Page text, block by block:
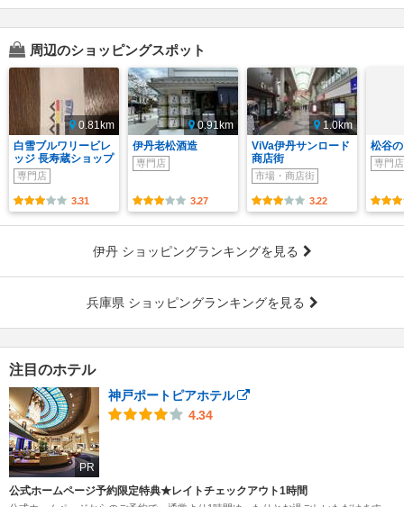
周辺のショッピングスポット
0.81km
白雪ブルワリービレ
ッジ 長寿蔵ショップ
専門店
3.31
0.91km
伊丹老松酒造
専門店
3.27
1.0km
ViVa伊丹サンロード
商店街
市場・商店街
3.22
松谷
専門店
伊丹 ショッピングランキングを見る
兵庫県 ショッピングランキングを見る
注目のホテル
PR
神戸ポートピアホテル
4.34
公式ホームページ予約限定特典★レイトチェックアウト1時間